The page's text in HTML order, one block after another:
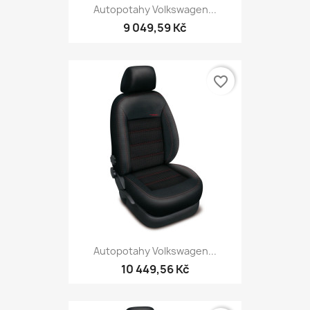
Autopotahy Volkswagen...
9 049,59 Kč
Autopotahy Volkswagen...
10 449,56 Kč
favorite_border